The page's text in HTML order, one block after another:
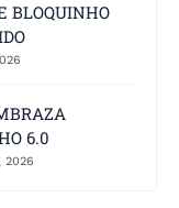
BLOQUINHO
6.0
2026